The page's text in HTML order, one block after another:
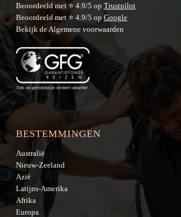
Beoordeeld met ⭐ 4.9/5 op Trustpilot
Beoordeeld met ⭐ 4.9/5 op Google
Bekijk deAlgemene voorwaarden
BESTEMMINGEN
Australië
Nieuw-Zeeland
Azië
Latijns-Amerika
Afrika
Europa